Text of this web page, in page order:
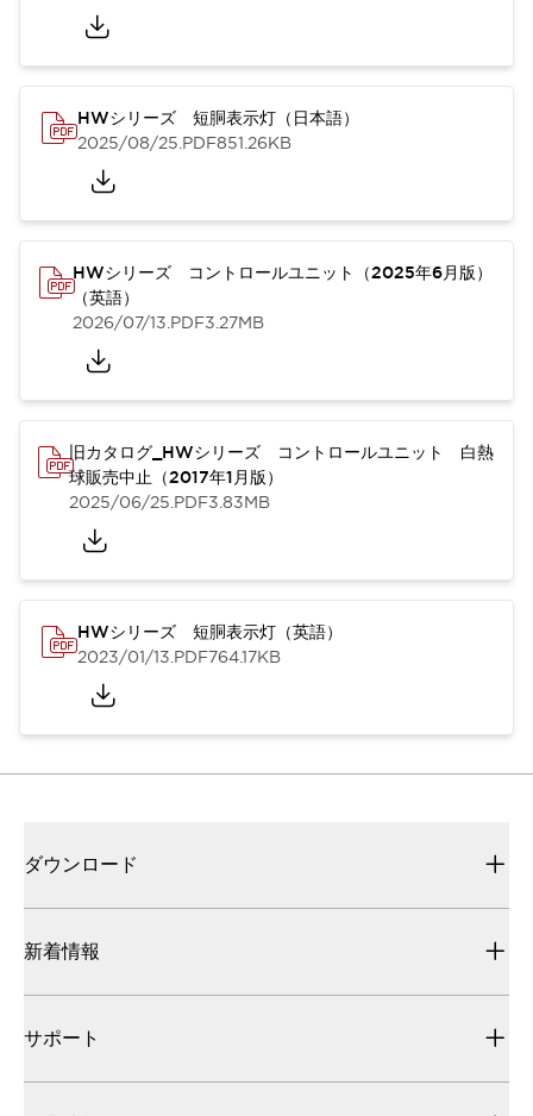
HWシリーズ 短胴表示灯（日本語）
2025/08/25.PDF851.26KB
HWシリーズ コントロールユニット（2025年6月版）
（英語）
2026/07/13.PDF3.27MB
旧カタログ_HWシリーズ コントロールユニット 白熱
球販売中止（2017年1月版）
2025/06/25.PDF3.83MB
HWシリーズ 短胴表示灯（英語）
2023/01/13.PDF764.17KB
ダウンロード
新着情報
サポート